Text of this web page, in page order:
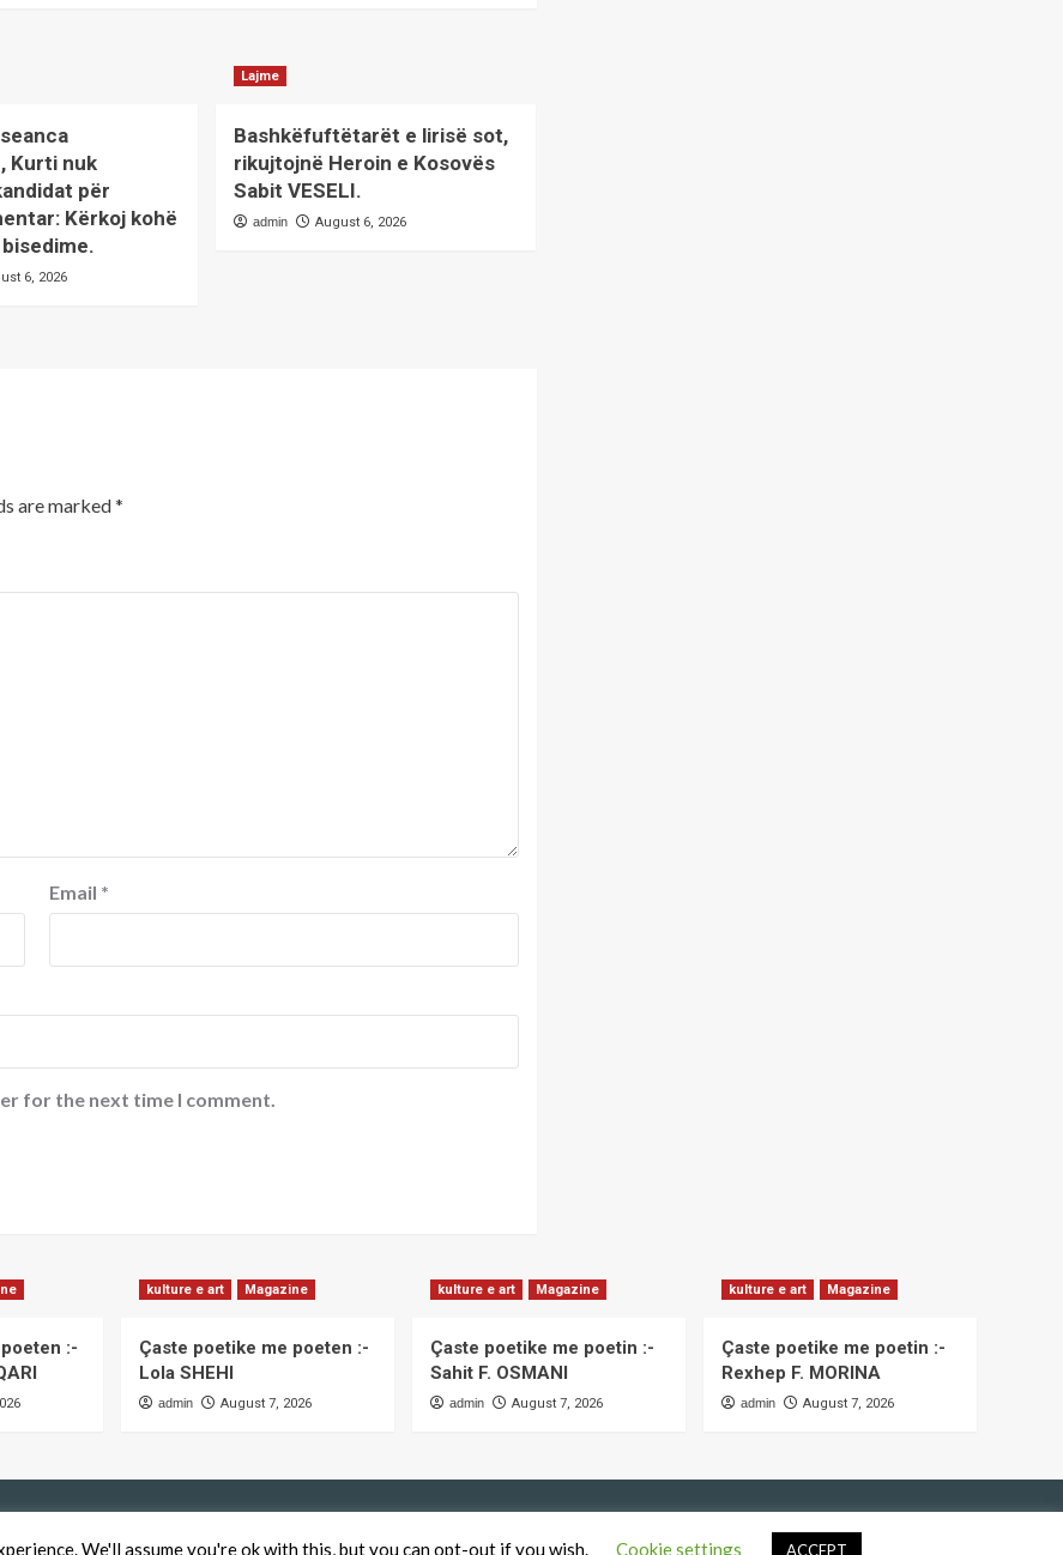
Kurti nuk
për
Kërkoj kohë
6, 2026
Lajme
Bashkëfuftëtarët e lirisë sot,
rikujtojnë Heroin e Kosovës
Sabit VESELI.
admin August 6, 2026
are marked*
Email *
for the next time I comment.
:-
kulture e art Magazine
Çaste poetike me poeten :-
Lola SHEHI
admin August 7, 2026
kulture e art Magazine
Çaste poetike me poetin :-
Sahit F. OSMANI
admin August 7, 2026
kulture e art Magazine
Çaste poetike me poetin :-
Rexhep F. MORINA
admin August 7, 2026
We'll assume you're ok with this, but you can opt-out if you wish. Cookie settings ACCEPT